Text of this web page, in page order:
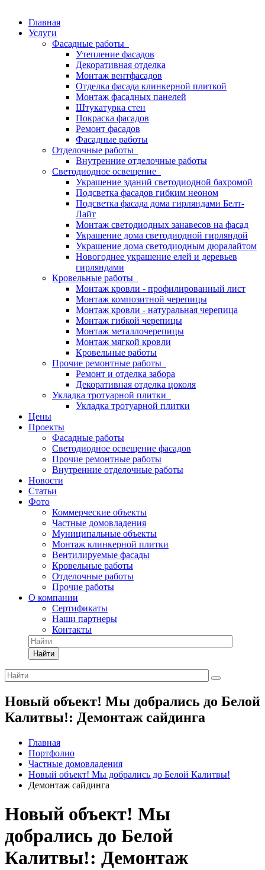
Главная
Услуги
Фасадные работы
Утепление фасадов
Декоративная отделка
Монтаж вентфасадов
Отделка фасада клинкерной плиткой
Монтаж фасадных панелей
Штукатурка стен
Покраска фасадов
Ремонт фасадов
Фасадные работы
Отделочные работы
Внутренние отделочные работы
Светодиодное освещение
Украшение зданий светодиодной бахромой
Подсветка фасадов гибким неоном
Подсветка фасада дома гирляндами Белт-
Лайт
Монтаж светодиодных занавесов на фасад
Украшение дома светодиодной гирляндой
Украшение дома светодиодным дюралайтом
Новогоднее украшение елей и деревьев
гирляндами
Кровельные работы
Монтаж кровли - профилированный лист
Монтаж композитной черепицы
Монтаж кровли - натуральная черепица
Монтаж гибкой черепицы
Монтаж металлочерепицы
Монтаж мягкой кровли
Кровельные работы
Прочие ремонтные работы
Ремонт и отделка забора
Декоративная отделка цоколя
Укладка тротуарной плитки
Укладка тротуарной плитки
Цены
Проекты
Фасадные работы
Светодиодное освещение фасадов
Прочие ремонтные работы
Внутренние отделочные работы
Новости
Статьи
Фото
Коммерческие объекты
Частные домовладения
Муниципальные объекты
Монтаж клинкерной плитки
Вентилируемые фасады
Кровельные работы
Отделочные работы
Прочие работы
О компании
Сертификаты
Наши партнеры
Контакты
Найти
Новый объект! Мы добрались до Белой
Калитвы!: Демонтаж сайдинга
Главная
Портфолио
Частные домовладения
Новый объект! Мы добрались до Белой Калитвы!
Демонтаж сайдинга
Новый объект! Мы
добрались до Белой
Калитвы!: Демонтаж